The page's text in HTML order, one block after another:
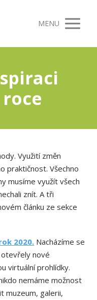
MENU
Využití změn
praktičnost. Všechno
musíme využít všech
znít. A tři
článku ze sekce
2020. Nacházíme se
nové
virtuální prohlídky.
nemáme možnost
muzeum, galerii,